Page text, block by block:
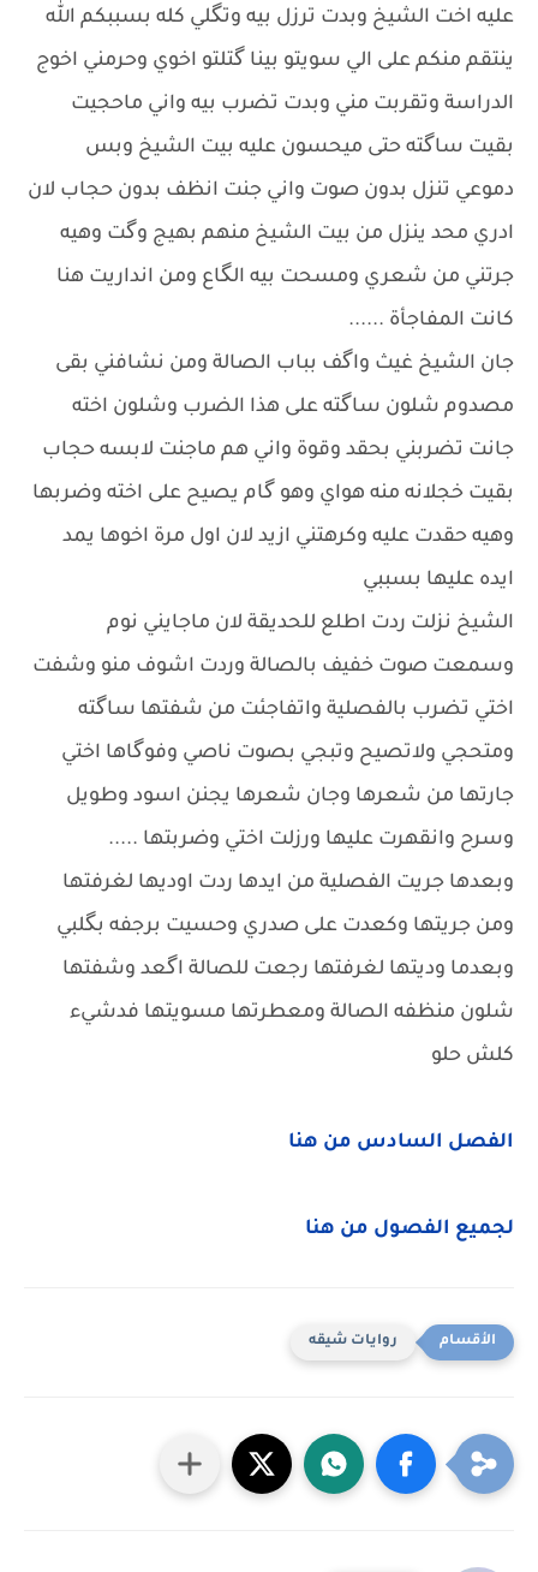
عليه اخت الشيخ وبدت ترزل بيه وتگلي كله بسببكم الله
ينتقم منكم على الي سويتو بينا گتلتو اخوي وحرمني اخوج
الدراسة وتقربت مني وبدت تضرب بيه واني ماحجيت
بقيت ساگته حتى ميحسون عليه بيت الشيخ وبس
دموعي تنزل بدون صوت واني جنت انظف بدون حجاب لان
ادري محد ينزل من بيت الشيخ منهم بهيج وگت وهيه
جرتني من شعري ومسحت بيه الگاع ومن انداريت هنا
كانت المفاجأة ......
جان الشيخ غيث واگف بباب الصالة ومن نشافني بقى
مصدوم شلون ساگته على هذا الضرب وشلون اخته
جانت تضربني بحقد وقوة واني هم ماجنت لابسه حجاب
بقيت خجلانه منه هواي وهو گام يصيح على اخته وضربها
وهيه حقدت عليه وكرهتني ازيد لان اول مرة اخوها يمد
ايده عليها بسببي
الشيخ نزلت ردت اطلع للحديقة لان ماجايني نوم
وسمعت صوت خفيف بالصالة وردت اشوف منو وشفت
اختي تضرب بالفصلية واتفاجئت من شفتها ساگته
ومتحجي ولاتصيح وتبجي بصوت ناصي وفوگاها اختي
جارتها من شعرها وجان شعرها يجنن اسود وطويل
وسرح وانقهرت عليها ورزلت اختي وضربتها .....
وبعدها جريت الفصلية من ايدها ردت اوديها لغرفتها
ومن جريتها وكعدت على صدري وحسيت برجفه بگلبي
وبعدما وديتها لغرفتها رجعت للصالة اگعد وشفتها
شلون منظفه الصالة ومعطرتها مسويتها فدشيء
كلش حلو
الفصل السادس من هنا
لجميع الفصول من هنا
روايات شيقه